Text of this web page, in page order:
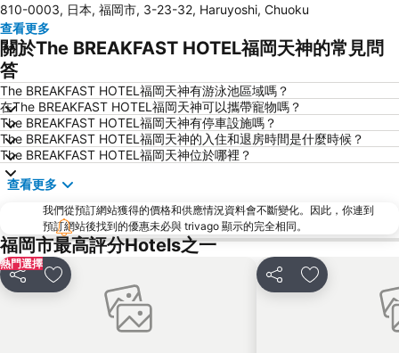
Fukuoka Yafuoku! Dome
Nakasu-Kawabata Station
Acros Fukuoka
Yakuin Station
Tojinmachi Station
Fukuoka Convention Center
佐賀機場
Higashihie Station
Minami Fukuoka Station
Nishitetsu Kurume Station
Nishitetsu Hall
Chiyo-Kenchoguchi Station
Kyushu National Museum
Sakurai Futamigaura
Elgala Hall
Nishijin Station
Dazaifu Tenmangu Shrine
810-0003, 日本, 福岡市, 3-23-32, Haruyoshi, Chuoku
查看更多
關於The BREAKFAST HOTEL福岡天神的常見問
答
The BREAKFAST HOTEL福岡天神有游泳池區域嗎？
在The BREAKFAST HOTEL福岡天神可以攜帶寵物嗎？
The BREAKFAST HOTEL福岡天神有停車設施嗎？
The BREAKFAST HOTEL福岡天神的入住和退房時間是什麼時候？
The BREAKFAST HOTEL福岡天神位於哪裡？
查看更多
我們從預訂網站獲得的價格和供應情況資料會不斷變化。因此，你連到
預訂網站後找到的優惠未必與 trivago 顯示的完全相同。
福岡市最高評分Hotels之一
熱門選擇
分享 放到收藏夾 分享 放到收藏夾